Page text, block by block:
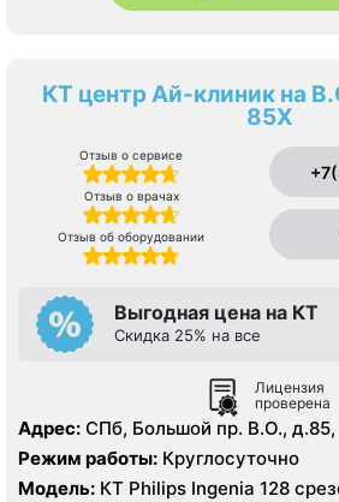
КТ центр Ай-клиник на
85Х
Отзыв о сервисе
Отзыв о врачах
Отзыв об оборудовании
Выгодная цена на КТ
Скидка 25% на все
Лицензия
проверена
Адрес: СПб, Большой пр. В.О., д.85,
Режим работы: Круглосуточно
Модель: КТ Philips Ingenia 128